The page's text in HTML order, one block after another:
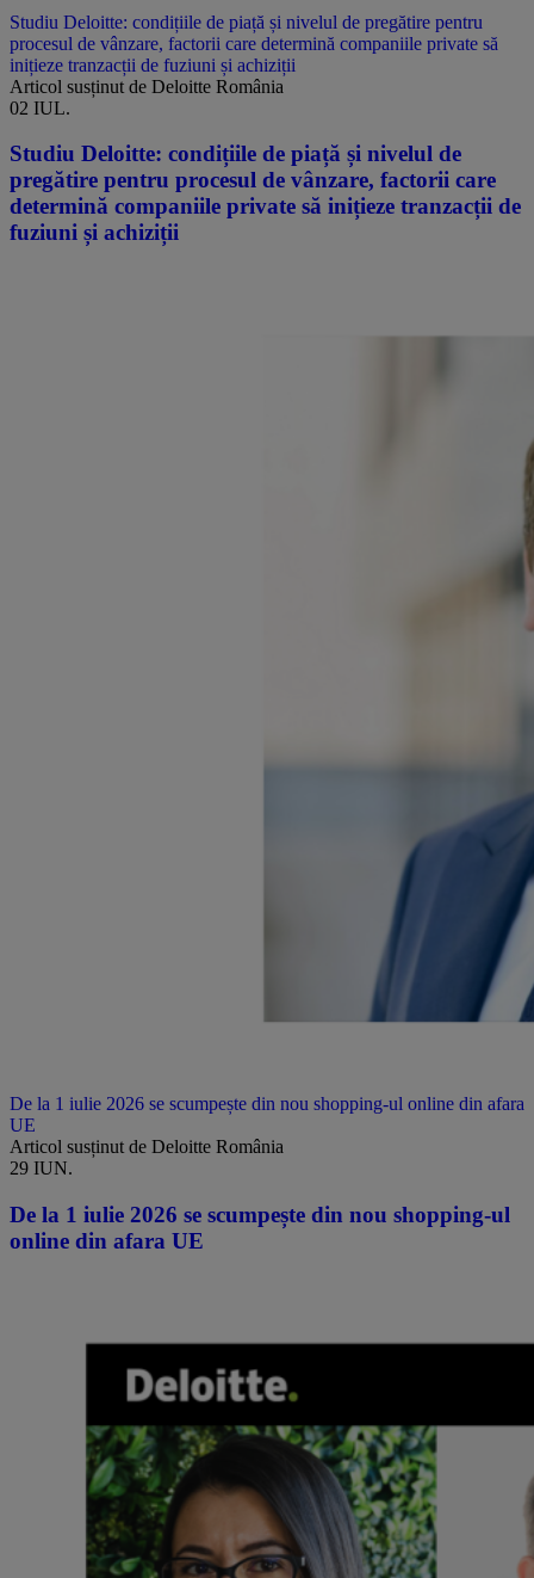
Studiu Deloitte: condițiile de piață și nivelul de pregătire pentru
procesul de vânzare, factorii care determină companiile private să
inițieze tranzacții de fuziuni și achiziții
Articol susținut de Deloitte România
02 IUL.
Studiu Deloitte: condițiile de piață și nivelul de
pregătire pentru procesul de vânzare, factorii care
determină companiile private să inițieze tranzacții de
fuziuni și achiziții
De la 1 iulie 2026 se scumpește din nou shopping-ul online din afara
UE
Articol susținut de Deloitte România
29 IUN.
De la 1 iulie 2026 se scumpește din nou shopping-ul
online din afara UE